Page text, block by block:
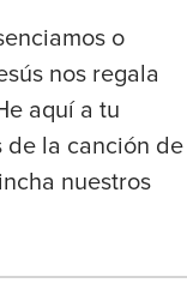
o
nos regala
aquí a tu
de la canción de
nuestros